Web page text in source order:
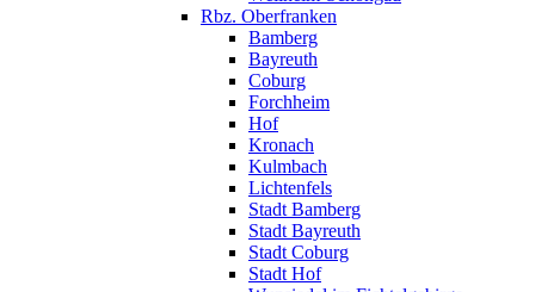
Rbz. Oberfranken
Bamberg
Bayreuth
Coburg
Forchheim
Hof
Kronach
Kulmbach
Lichtenfels
Stadt Bamberg
Stadt Bayreuth
Stadt Coburg
Stadt Hof